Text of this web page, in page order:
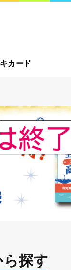
カード
探す